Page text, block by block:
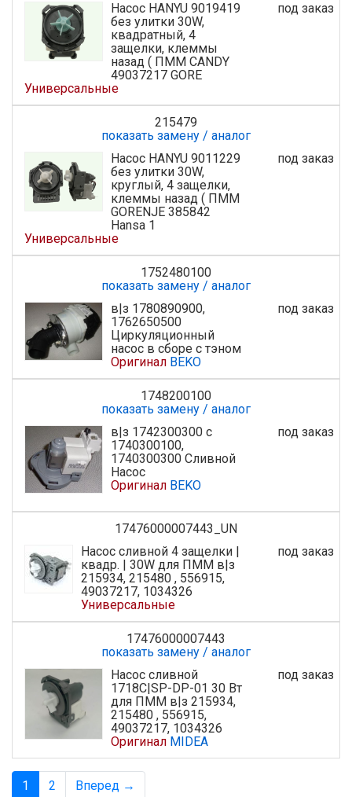
Насос HANYU 9019419
без улитки 30W,
квадратный, 4
защелки, клеммы
назад ( ПММ CANDY
49037217 GORE
Универсальные
под заказ
215479
показать замену / аналог
Насос HANYU 9011229
без улитки 30W,
круглый, 4 защелки,
клеммы назад ( ПММ
GORENJE 385842
Hansa 1
Универсальные
под заказ
1752480100
показать замену / аналог
в|з 1780890900,
1762650500
Циркуляционный
насос в сборе с тэном
Оригинал BEKO
под заказ
1748200100
показать замену / аналог
в|з 1742300300 с
1740300100,
1740300300 Сливной
Насос
Оригинал BEKO
под заказ
17476000007443_UN
Насос сливной 4 защелки |
квадр. | 30W для ПММ в|з
215934, 215480 , 556915,
49037217, 1034326
Универсальные
под заказ
17476000007443
показать замену / аналог
Насос сливной
1718C|SP-DP-01 30 Вт
для ПММ в|з 215934,
215480 , 556915,
49037217, 1034326
Оригинал MIDEA
под заказ
1 2 Вперед →